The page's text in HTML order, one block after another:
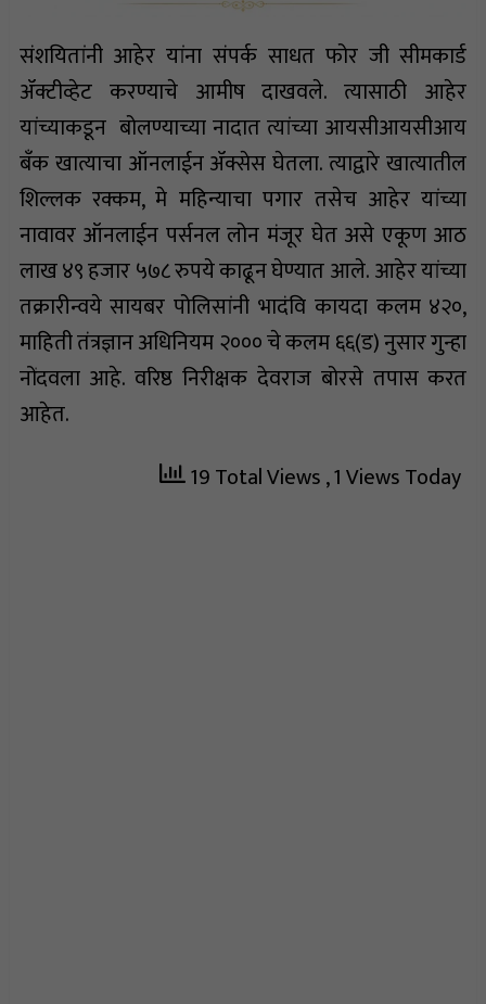
संशयितांनी आहेर यांना संपर्क साधत फोर जी सीमकार्ड
ॲक्टीव्हेट करण्याचे आमीष दाखवले. त्यासाठी आहेर
यांच्याकडून बोलण्याच्या नादात त्यांच्या आयसीआयसीआय
बँक खात्याचा ऑनलाईन ॲक्सेस घेतला. त्याद्वारे खात्यातील
शिल्लक रक्कम, मे महिन्याचा पगार तसेच आहेर यांच्या
नावावर ऑनलाईन पर्सनल लोन मंजूर घेत असे एकूण आठ
लाख ४९ हजार ५७८ रुपये काढून घेण्यात आले. आहेर यांच्या
तक्रारीन्वये सायबर पोलिसांनी भादंवि कायदा कलम ४२०,
माहिती तंत्रज्ञान अधिनियम २००० चे कलम ६६(ड) नुसार गुन्हा
नोंदवला आहे. वरिष्ठ निरीक्षक देवराज बोरसे तपास करत
आहेत.
19 Total Views, 1 Views Today